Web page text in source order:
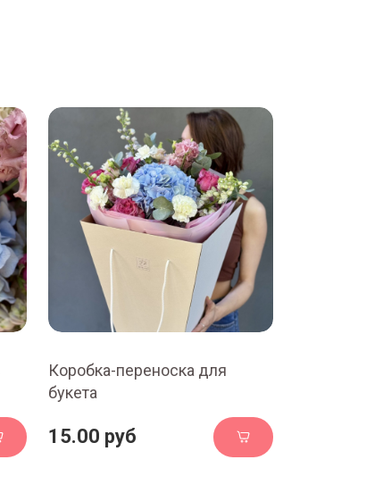
Коробка-переноска для
букета
15.00 руб